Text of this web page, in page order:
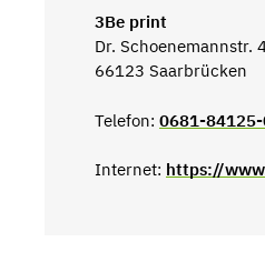
3Be print
Dr. Schoenemannstr.
66123 Saarbrücken
Telefon: 0681-
Internet: https://